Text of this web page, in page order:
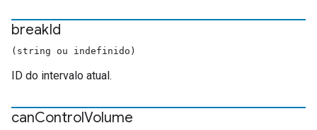
breakId
(string ou indefinido)
ID do intervalo atual.
canControlVolume